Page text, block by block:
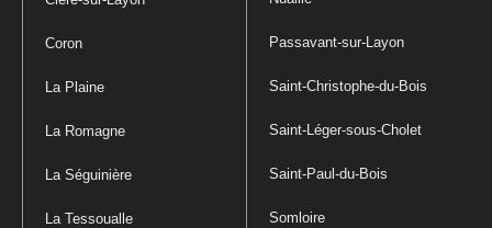
Coron
La Plaine
La Romagne
La Séguinière
La Tessoualle
Passavant-sur-Layon
Saint-Christophe-du-Bois
Saint-Léger-sous-Cholet
Saint-Paul-du-Bois
Somloire